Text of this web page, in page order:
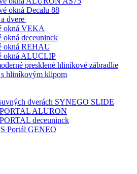
okná Decalu 88
dvere
okná VEKA
okná deceuninck
okná REHAU
okná ALUCLIP
presklené hliníkové zábradlie
s hliníkovým klipom
dverách SYNEGO SLIDE
ALURON
deceuninck
Portál GENEO